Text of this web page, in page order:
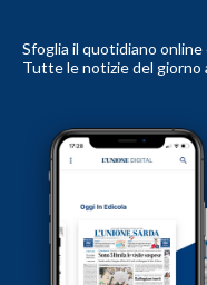
Sfoglia il quotidiano
Tutte le notizie del